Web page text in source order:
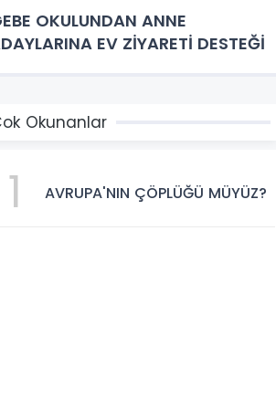
OKULUNDAN ANNE
EV ZİYARETİ DESTEĞİ
Okunanlar
1 AVRUPA'NIN ÇÖPLÜĞÜ MÜYÜZ?